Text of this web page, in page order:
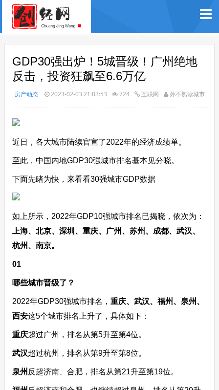
GDP30强出炉！5城晋级！广州绝地
反击，投资狂飙至6.6万亿
房产动态 2023-02-03 21:03:53 724 互联网 孙不熟读城市
近日，各大城市陆续官宣了2022年的经济成绩单。
至此，中国内地GDP30强城市排名基本见分晓。
下面先睹为快，来看看30强城市GDP数据
如上所示，2022年GDP10强城市排名已揭晓，依次为：
上海、北京、深圳、重庆、广州、苏州、成都、武汉、
杭州、南京。
01
哪些城市晋级了？
2022年GDP30强城市排名， 重庆、武汉、福州、泉州、
西安这5个城市排名上升了，具体如下：
重庆超过广州，排名从第5升至第4位。
武汉超过杭州，排名从第9升至第8位。
泉州 反超济南、合肥，排名从第21升至第19位。